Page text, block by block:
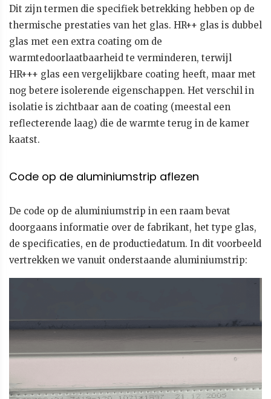
Dit zijn termen die specifiek betrekking hebben op de
thermische prestaties van het glas. HR++ glas is dubbel
glas met een extra coating om de
warmtedoorlaatbaarheid te verminderen, terwijl
HR+++ glas een vergelijkbare coating heeft, maar met
nog betere isolerende eigenschappen. Het verschil in
isolatie is zichtbaar aan de coating (meestal een
reflecterende laag) die de warmte terug in de kamer
kaatst.
Code op de aluminiumstrip aflezen
De code op de aluminiumstrip in een raam bevat
doorgaans informatie over de fabrikant, het type glas,
de specificaties, en de productiedatum. In dit voorbeeld
vertrekken we vanuit onderstaande aluminiumstrip: